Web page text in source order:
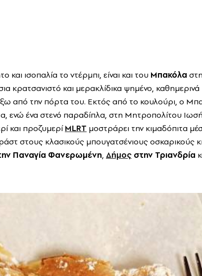
και ισοπαλία το ντέρμπι, είναι και του Μπακόλα στη
κρατσανιστό και μερακλίδικα ψημένο, καθημερινά
από την πόρτα του. Εκτός από το κουλούρι, ο
ενώ ένα στενό παραδίπλα, στη Μητροπολίτου
και προζυμερίMLRT μοστράρει την κιμαδόπιτα
στους κλασικούς μπουγατσένιους οσκαρικούς
Παναγία Φανερωμένη, Δήμος στην Τριανδρία